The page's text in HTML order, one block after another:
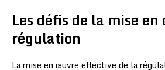
Les défis de la mise
régulation
La mise en œuvre effective de la